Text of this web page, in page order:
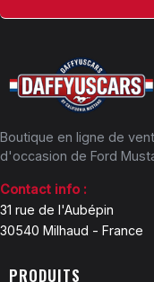
Boutique en ligne de
d'occasion de Ford
Contact info :
31 rue de l'Aubépin
30540 Milhaud - France
PRODUITS